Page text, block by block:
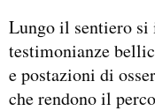
Lungo il sentiero si
testimonianze
e postazioni di
che rendono il